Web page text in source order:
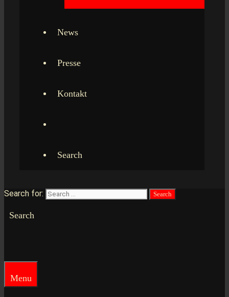
News
Presse
Kontakt
Search
Search for:
Search
Menu